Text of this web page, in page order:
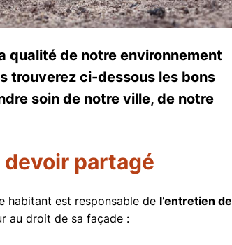
qualité de notre environnement
trouverez ci-dessous les bons
soin de notre ville, de notre
partagé
habitant est responsable de l’entretien de
au droit de sa façade :